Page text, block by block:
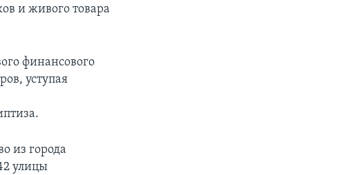
и живого товара
финансового
уступая
из города
улицы